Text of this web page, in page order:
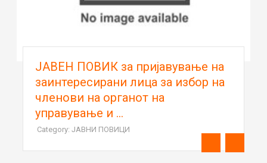
ЈАВЕН ПОВИК за пријавување на
заинтересирани лица за избор на
членови на органот на
управување и ...
Category: ЈАВНИ ПОВИЦИ